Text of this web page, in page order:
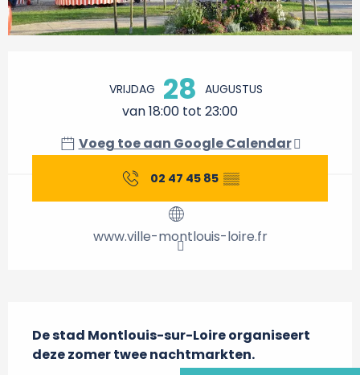
VRIJDAG 28 AUGUSTUS
van 18:00 tot 23:00
Voeg toe aan Google Calendar
02 47 45 85 ▒▒
www.ville-montlouis-loire.fr
De stad Montlouis-sur-Loire organiseert
deze zomer twee nachtmarkten.